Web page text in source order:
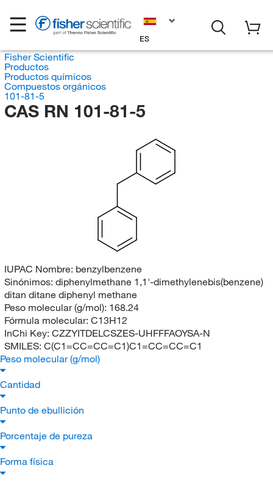
ES
Fisher Scientific
Productos
Productos químicos
Compuestos orgánicos
101-81-5
CAS RN 101-81-5
IUPAC Nombre: benzylbenzene
Sinónimos: diphenylmethane 1,1'-dimethylenebis(benzene)
ditan ditane diphenyl methane
Peso molecular (g/mol): 168.24
Fórmula molecular: C13H12
InChi Key: CZZYITDELCSZES-UHFFFAOYSA-N
SMILES: C(C1=CC=CC=C1)C1=CC=CC=C1
Peso molecular (g/mol)
Cantidad
Punto de ebullición
Porcentaje de pureza
Forma física